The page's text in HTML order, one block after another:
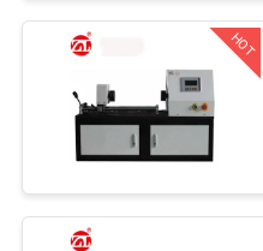
CONTROLE
QUALIDADE
CONTACTE-
Moinho
rolos
HOT